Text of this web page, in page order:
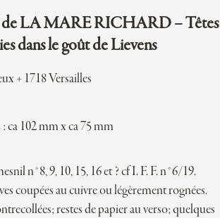
de LA MARE RICHARD – Têtes
dans le goût de Lievens
+ 1718 Versailles
ca 102 mm x ca 75 mm
n°8, 9, 10, 15, 16 et ? cf I. F. F. n°6/19.
coupées au cuivre ou légèrement rognées.
restes de papier au verso; quelques